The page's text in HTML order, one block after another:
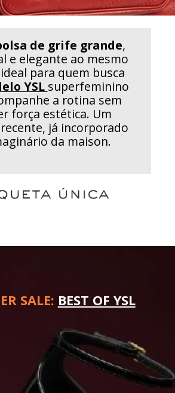
de grife grande,
e elegante ao mesmo
para quem busca
YSL superfeminino
a rotina sem
força estética. Um
já incorporado
da maison.
SALE: BEST OF YSL